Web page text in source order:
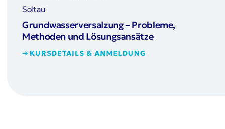
Soltau
Grundwasserversalzung – Probleme,
Methoden und Lösungsansätze
KURSDETAILS & ANMELDUNG